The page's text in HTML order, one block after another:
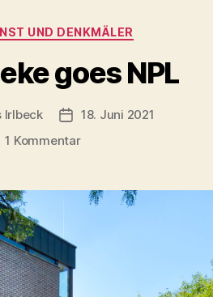
Kategorien
UND DENKMÄLER
goes NPL
Irlbeck Veröffentlichungsdatum
18. Juni 2021
1 Kommentarzu
NPL